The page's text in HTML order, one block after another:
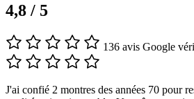
4,8 / 5
136 avis Google
J'ai confié 2 montres des années 70 pour